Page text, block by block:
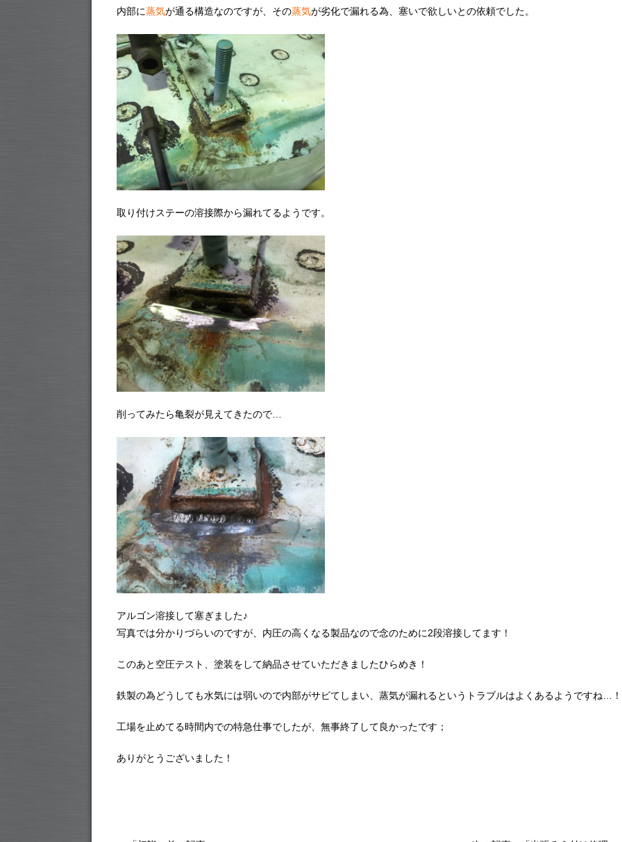
内部に蒸気が通る構造なのですが、その蒸気が劣化で漏れる為、塞いで欲しいとの依頼でした。
取り付けステーの溶接際から漏れてるようです。
削ってみたら亀裂が見えてきたので…
アルゴン溶接して塞ぎました♪
写真では分かりづらいのですが、内圧の高くなる製品なので念のために2段溶接してます！
このあと空圧テスト、塗装をして納品させていただきましたひらめき！
鉄製の為どうしても水気には弱いので内部がサビてしまい、蒸気が漏れるというトラブルはよくあるようですね…！
工場を止めてる時間内での特急仕事でしたが、無事終了して良かったです；
ありがとうございました！